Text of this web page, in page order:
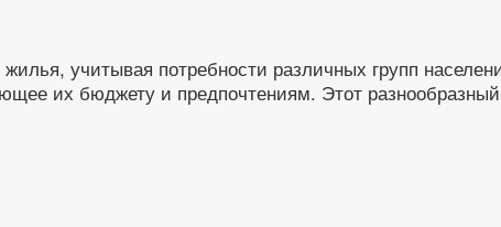
учитывая потребности различных групп
их бюджету и предпочтениям. Этот